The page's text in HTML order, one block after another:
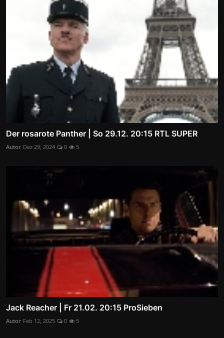
Der rosarote Panther | So 29.12. 20:15 RTL SUPER
Autor Dez 29, 2024 0 5
Jack Reacher | Fr 21.02. 20:15 ProSieben
Autor Feb 12, 2025 0 5